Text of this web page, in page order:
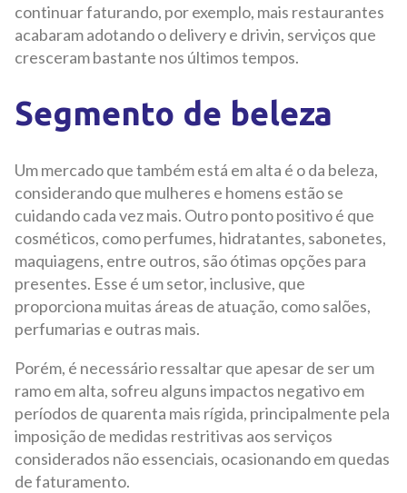
continuar faturando, por exemplo, mais restaurantes
acabaram adotando o delivery e drivin, serviços que
cresceram bastante nos últimos tempos.
Segmento de beleza
Um mercado que também está em alta é o da beleza,
considerando que mulheres e homens estão se
cuidando cada vez mais. Outro ponto positivo é que
cosméticos, como perfumes, hidratantes, sabonetes,
maquiagens, entre outros, são ótimas opções para
presentes. Esse é um setor, inclusive, que
proporciona muitas áreas de atuação, como salões,
perfumarias e outras mais.
Porém, é necessário ressaltar que apesar de ser um
ramo em alta, sofreu alguns impactos negativo em
períodos de quarenta mais rígida, principalmente pela
imposição de medidas restritivas aos serviços
considerados não essenciais, ocasionando em quedas
de faturamento.